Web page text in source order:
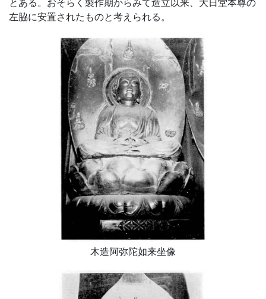
とある。おそらく製作期からみて造立以来、大日堂本尊の
左脇に安置されたものと考えられる。
木造阿弥陀如来坐像